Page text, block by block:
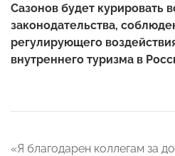
Сазонов будет курировать
законодательства,
регулирующего
внутреннего туризма в
«Я благодарен коллегам за